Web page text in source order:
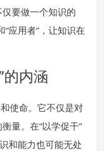
要做一个知识的
“应用者”，让知识在
的内涵
使命。它不仅是对
量。在“以学促干”
和能力也可能无处